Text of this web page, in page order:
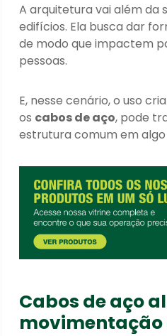
A arquitetura vai além da
edifícios. Ela busca dar
de modo que impactem
pessoas.
E, nesse cenário, o uso
os cabos de aço, pode
estrutura comum em
Cabos de aço
movimentação